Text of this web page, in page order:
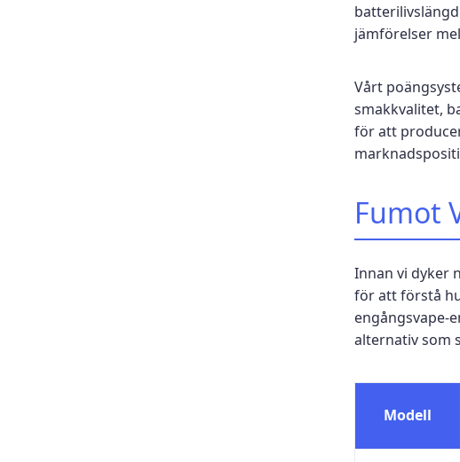
jämförelser
Vårt
smakkvalitet,
för att
Fumot
Innan vi dyker
för att förstå
engångsvape-
alternativ som
Modell